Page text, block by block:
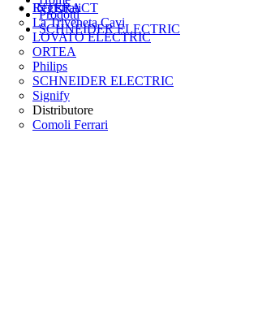
INTERACT
La Triveneta Cavi
LOVATO ELECTRIC
ORTEA
Philips
SCHNEIDER ELECTRIC
Signify
Distributore
Comoli Ferrari
Registrati
Prodotti
SCHNEIDER ELECTRIC